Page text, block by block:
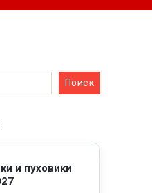
Поиск
и пуховики